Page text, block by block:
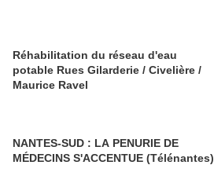
Réhabilitation du réseau d'eau
potable Rues Gilarderie / Civelière /
Maurice Ravel
NANTES-SUD : LA PENURIE DE
MÉDECINS S'ACCENTUE (Télénantes)